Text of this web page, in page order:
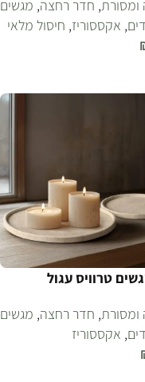
ומסורת, חדר רחצה, מגשים
, אקססוריז, חיסול מלאי
טרוויס עגול
ומסורת, חדר רחצה, מגשים
, אקססוריז